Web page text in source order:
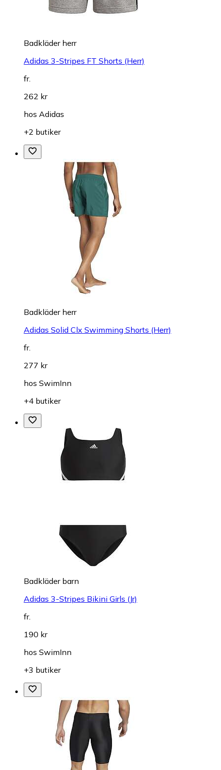
Badkläder herr
Adidas 3-Stripes FT Shorts (Herr)
fr.
262 kr
hos Adidas
+2 butiker
Badkläder herr
Adidas Solid Clx Swimming Shorts (Herr)
fr.
277 kr
hos SwimInn
+4 butiker
Badkläder barn
Adidas 3-Stripes Bikini Girls (Jr)
fr.
190 kr
hos SwimInn
+3 butiker